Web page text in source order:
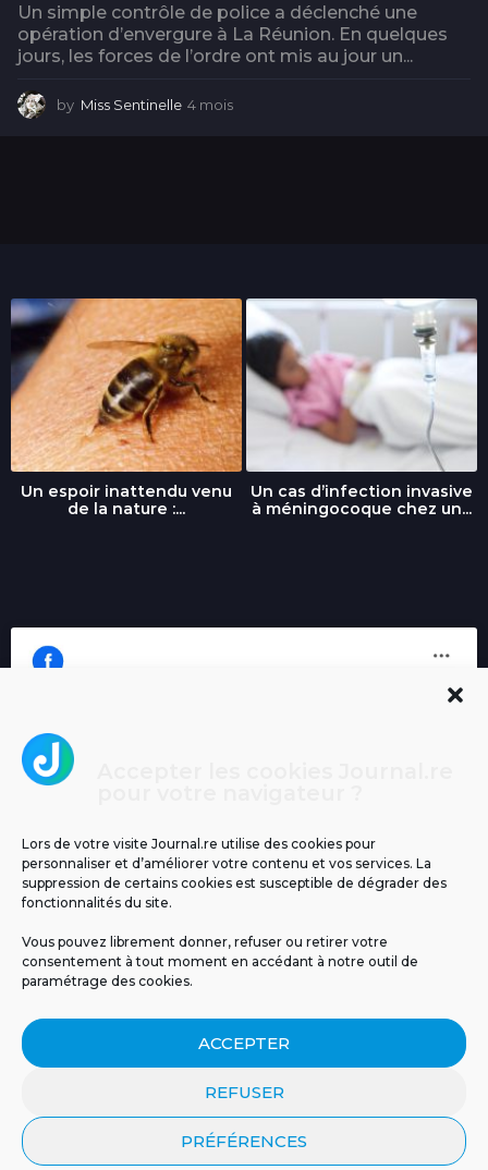
Lors de votre visite Journal.re utilise des cookies pour
personnaliser et d’améliorer votre contenu et vos services. La
suppression de certains cookies est susceptible de dégrader des
fonctionnalités du site.
Vous pouvez librement donner, refuser ou retirer votre
consentement à tout moment en accédant à notre outil de
paramétrage des cookies.
ACCEPTER
REFUSER
PRÉFÉRENCES
Un simple contrôle de police a déclenché une
opération d’envergure à La Réunion. En quelques
jours, les forces de l’ordre ont mis au jour un...
by Miss Sentinelle 4 mois
Un espoir inattendu venu
de la nature :...
Un cas d’infection invasive
à méningocoque chez un...
MENTIONS LÉGALES PUBLICITÉ
BLOG
NOS ÉMISSIONS
POLITIQUE DE CONFIDENTIALITÉ
CONTACT
© 2026 Tous droits réservés